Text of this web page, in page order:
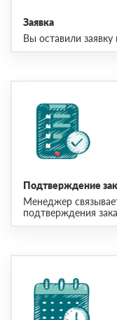
Заявка
Вы оставили заявку
Подтверждение
Менеджер
подтверждения